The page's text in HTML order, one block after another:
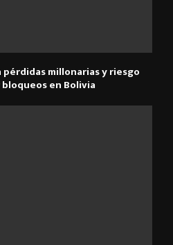
millonarias y riesgo
en Bolivia